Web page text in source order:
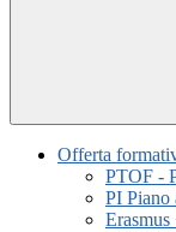
Offerta
PTOF -
PI Piano
Erasmus